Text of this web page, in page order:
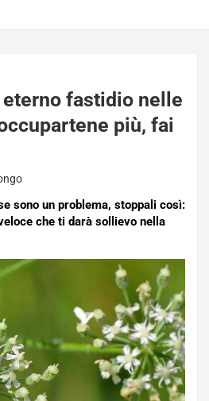
fastidio nelle
più, fai
sono un problema, stoppali così:
che ti darà sollievo nella